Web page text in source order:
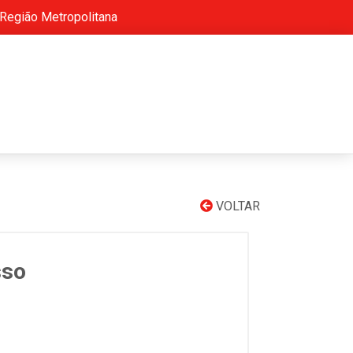
Metropolitana
VOLTAR